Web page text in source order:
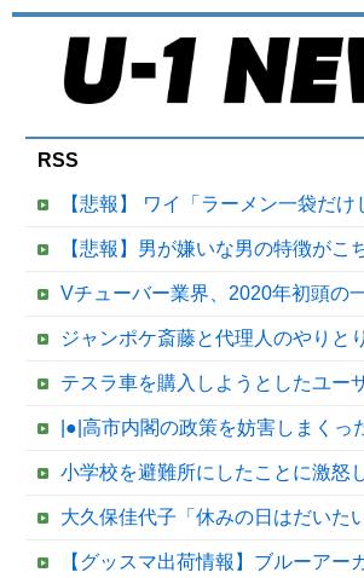
RSS
【悲報】 ワイ「ラーメン一袋だけじゃ足らんわ！二袋作
【悲報】男が嫌いな男の特徴がこちらｗｗ
Vチューバー業界、2020年初頭の一番手V人気爆発
ジャンポケ斎藤と代理人のやりとり、「地獄すぎて完全にコントになってる……
テスラ車を購入しようとしたユーザー、現車を処分して代金を支払い、平日の納
|●|高市内閣の政策を妨害しまくった財務省の大物官僚、本来ならエース級の人材が
小学校を避難所にしたことに激怒した某野党幹部、僅か3文字で論破され
大久保佳代子「休みの日はだいたい…」まさかの
【グッスマ出荷情報】ブルーアーカイブ ねんどろいど「百合園セイア」「竜華キサキ」「早